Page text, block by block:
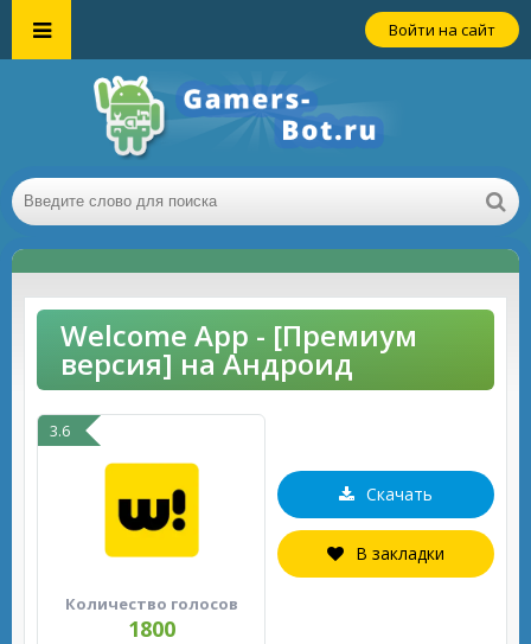
Войти на сайт
Welcome App - [Премиум
версия] на Андроид
3.6
Количество голосов
1800
Скачать
В закладки